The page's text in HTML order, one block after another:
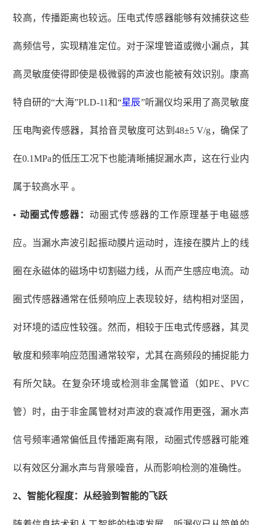
较高，传播距离也较远。压电式传感器能够有效捕获这些
高频信号，实现精准定位。对于深埋管道或微小漏点，其
高灵敏度使得即使是极微弱的声波也能被有效识别。康高
特自研的“大海”PLD-11和“星辰”听漏仪均采用了高灵敏度
压电陶瓷传感器，其拾音灵敏度可达到48±5 V/g，确保了
在0.1MPa的低压工况下也能清晰捕捉漏水声，这在行业内
属于较高水平 。
• 动圈式传感器：动圈式传感器的工作原理基于电磁感
应。当漏水声波引起振动膜片运动时，连接在膜片上的线
圈在永磁体的磁场中切割磁力线，从而产生感应电流。动
圈式传感器通常在低频响应上表现较好，结构相对坚固，
对环境的适应性较强。然而，相较于压电式传感器，其灵
敏度和频率响应范围通常较窄，尤其在高频段的捕捉能力
有所欠缺。在复杂环境或检测非金属管道（如PE、PVC
管）时，由于非金属管材对声波的衰减作用更强，漏水声
信号频率通常偏低且传播距离有限，动圈式传感器可能难
以有效区分漏水声与背景噪音，从而影响检测的准确性。
2、智能化程度：从经验到智能的飞跃